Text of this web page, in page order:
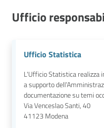
Ufficio
Ufficio Statistica
L'Ufficio Statistica realizza
a supporto
documentazione su temi
Via Venceslao Santi, 40
41123 Modena